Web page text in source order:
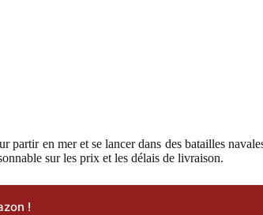
partir en mer et se lancer dans des batailles
sur les prix et les délais de livraison.
!